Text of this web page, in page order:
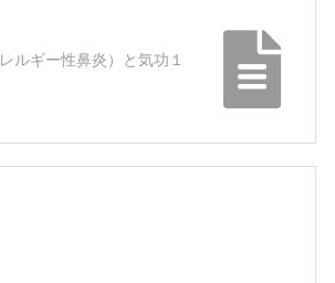
ルギー性鼻炎）と気功１